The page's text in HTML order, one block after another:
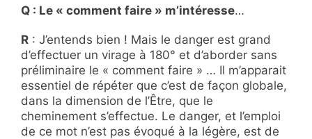
Q : Le « comment faire » m’intéresse…
R : J’entends bien ! Mais le danger est grand
d’effectuer un virage à 180° et d’aborder sans
préliminaire le « comment faire » … Il m’apparait
essentiel de répéter que c’est de façon globale,
dans la dimension de l’Être, que le
cheminement s’effectue. Le danger, et l’emploi
de ce mot n’est pas évoqué à la légère, est de